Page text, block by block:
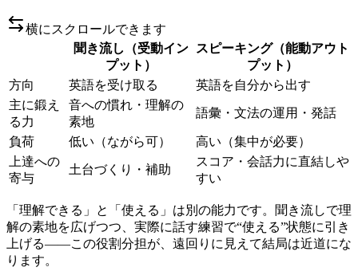
横にスクロールできます
聞き流し（受動イン
プット）
スピーキング（能動アウト
プット）
方向
英語を受け取る
英語を自分から出す
主に鍛え
る力
音への慣れ・理解の
素地
語彙・文法の運用・発話
負荷 低い（ながら可）
高い（集中が必要）
上達への
寄与
土台づくり・補助
スコア・会話力に直結しや
すい
「理解できる」と「使える」は別の能力です。聞き流しで理
解の素地を広げつつ、実際に話す練習で“使える”状態に引き
上げる――この役割分担が、遠回りに見えて結局は近道にな
ります。